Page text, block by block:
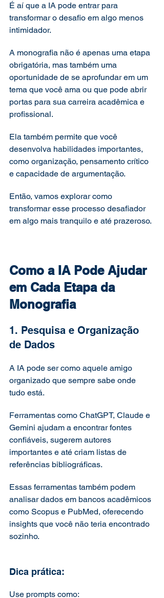
É aí que a IA pode entrar para
transformar o desafio em algo menos
intimidador.
A monografia não é apenas uma etapa
obrigatória, mas também uma
oportunidade de se aprofundar em um
tema que você ama ou que pode abrir
portas para sua carreira acadêmica e
profissional.
Ela também permite que você
desenvolva habilidades importantes,
como organização, pensamento crítico
e capacidade de argumentação.
Então, vamos explorar como
transformar esse processo desafiador
em algo mais tranquilo e até prazeroso.
Como a IA Pode Ajudar
em Cada Etapa da
Monografia
1. Pesquisa e Organização
de Dados
A IA pode ser como aquele amigo
organizado que sempre sabe onde
tudo está.
Ferramentas como ChatGPT, Claude e
Gemini ajudam a encontrar fontes
confiáveis, sugerem autores
importantes e até criam listas de
referências bibliográficas.
Essas ferramentas também podem
analisar dados em bancos acadêmicos
como Scopus e PubMed, oferecendo
insights que você não teria encontrado
sozinho.
Dica prática:
Use prompts como: